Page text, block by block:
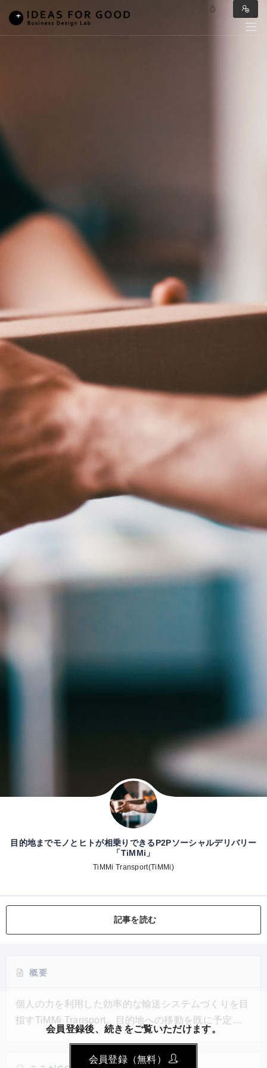
目的地までモノとヒトが相乗りできるP2Pソーシャルデリバリー
「TiMMi」
TiMMi Transport(TiMMi)
記事を読む
概要
個人の力を利用した効率的な輸送システムづくりを目
指すTiMMi Transport。目的地への移動を既に予定し
ている人に荷物を配達してもらうソーシャルデリバリ
ープラットフォームの構築をスタートした。輸送業界
会員登録後、続きをご覧いただけます。
会員登録（無料）